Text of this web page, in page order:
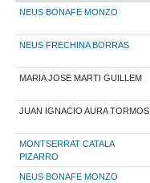
NEUS BONAFE MONZO
NEUS FRECHINA BORRAS
MARIA JOSE MARTI GUILLEM
JUAN IGNACIO AURA TORMOS
MONTSERRAT CATALA
PIZARRO
NEUS BONAFE MONZO